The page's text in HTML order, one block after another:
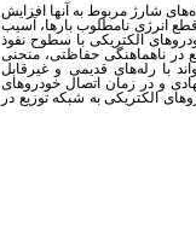
شارژ مربوط به آنها افزایش
انرژی نامطلوب بارها، آسیب
الکتریکی با سطوح نفوذ
در ناهماهنگی حفاظتی، منحنی
با رله‌های قدیمی و غیرقابل
و در زمان اتصال خودروهای
اتصال خودروهای الکتریکی به شبکه توزیع در